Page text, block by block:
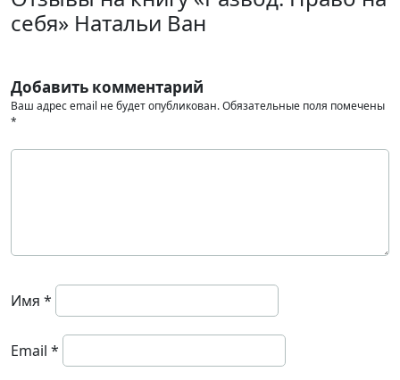
себя» Натальи Ван
Добавить комментарий
Ваш адрес email не будет опубликован.Обязательные поля помечены
*
Имя *
Email *